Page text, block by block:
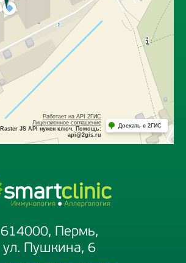
614000, Пермь,
ул. Пушкина, 6